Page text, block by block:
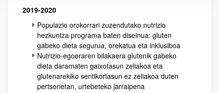
2019-2020
Populazio orokorrari zuzendutako nutrizio
hezkuntza programa baten diseinua: gluten
gabeko dieta segurua, orekatua eta inklusiboa
Nutrizio-egoeraren bilakaera glutenik gabeko
dieta daramaten gaixotasun zeliakoa eta
glutenarekiko sentikortasun ez zeliakoa duten
pertsonetan, urtebeteko jarraipena